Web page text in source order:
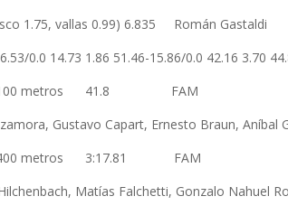
disco 1.75, vallas 0.99) 6.835
0.0 14.73 1.86 51.46-15.86/0.0 42.16 3.70
4×100 metros 41.8 FAM
Gustavo Capart, Ernesto Braun, Aníbal
4×400 metros 3:17.81
Matías Falchetti, Gonzalo Nahuel